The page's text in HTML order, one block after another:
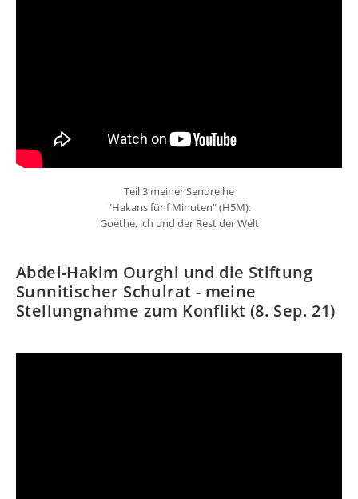
Teil 3 meiner Sendreihe
"Hakans fünf Minuten" (H5M):
Goethe, ich und der Rest der Welt
Abdel-Hakim Ourghi und die Stiftung
Sunnitischer Schulrat - meine
Stellungnahme zum Konflikt (8. Sep. 21)